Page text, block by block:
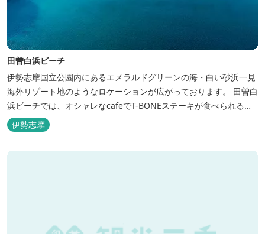
田曽白浜ビーチ
伊勢志摩国立公園内にあるエメラルドグリーンの海・白い砂浜一見
海外リゾート地のようなロケーションが広がっております。 田曽白
浜ビーチでは、オシャレなcafeでT-BONEステーキが食べられる。
又、海を見ながら黄昏るのもよし、アクティブにマリンアクティビ
ティ・スカイダイビング・ヘリコプタークルージングを体験するこ
ともできます。 是非、田曽白浜にございます施設紹介のVTRをご参
伊勢志摩